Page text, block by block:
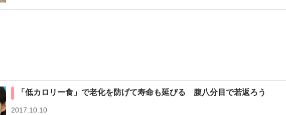
「低カロリー食」で老化を防げて寿命も延びる 腹八分目で若返ろう
2017.10.10